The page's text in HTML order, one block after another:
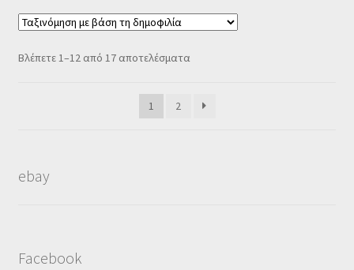
Βλέπετε 1–12 από 17 αποτελέσματαSorted
1
2
ebay
Facebook